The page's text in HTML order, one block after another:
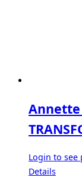
Annette
Login to see
Details